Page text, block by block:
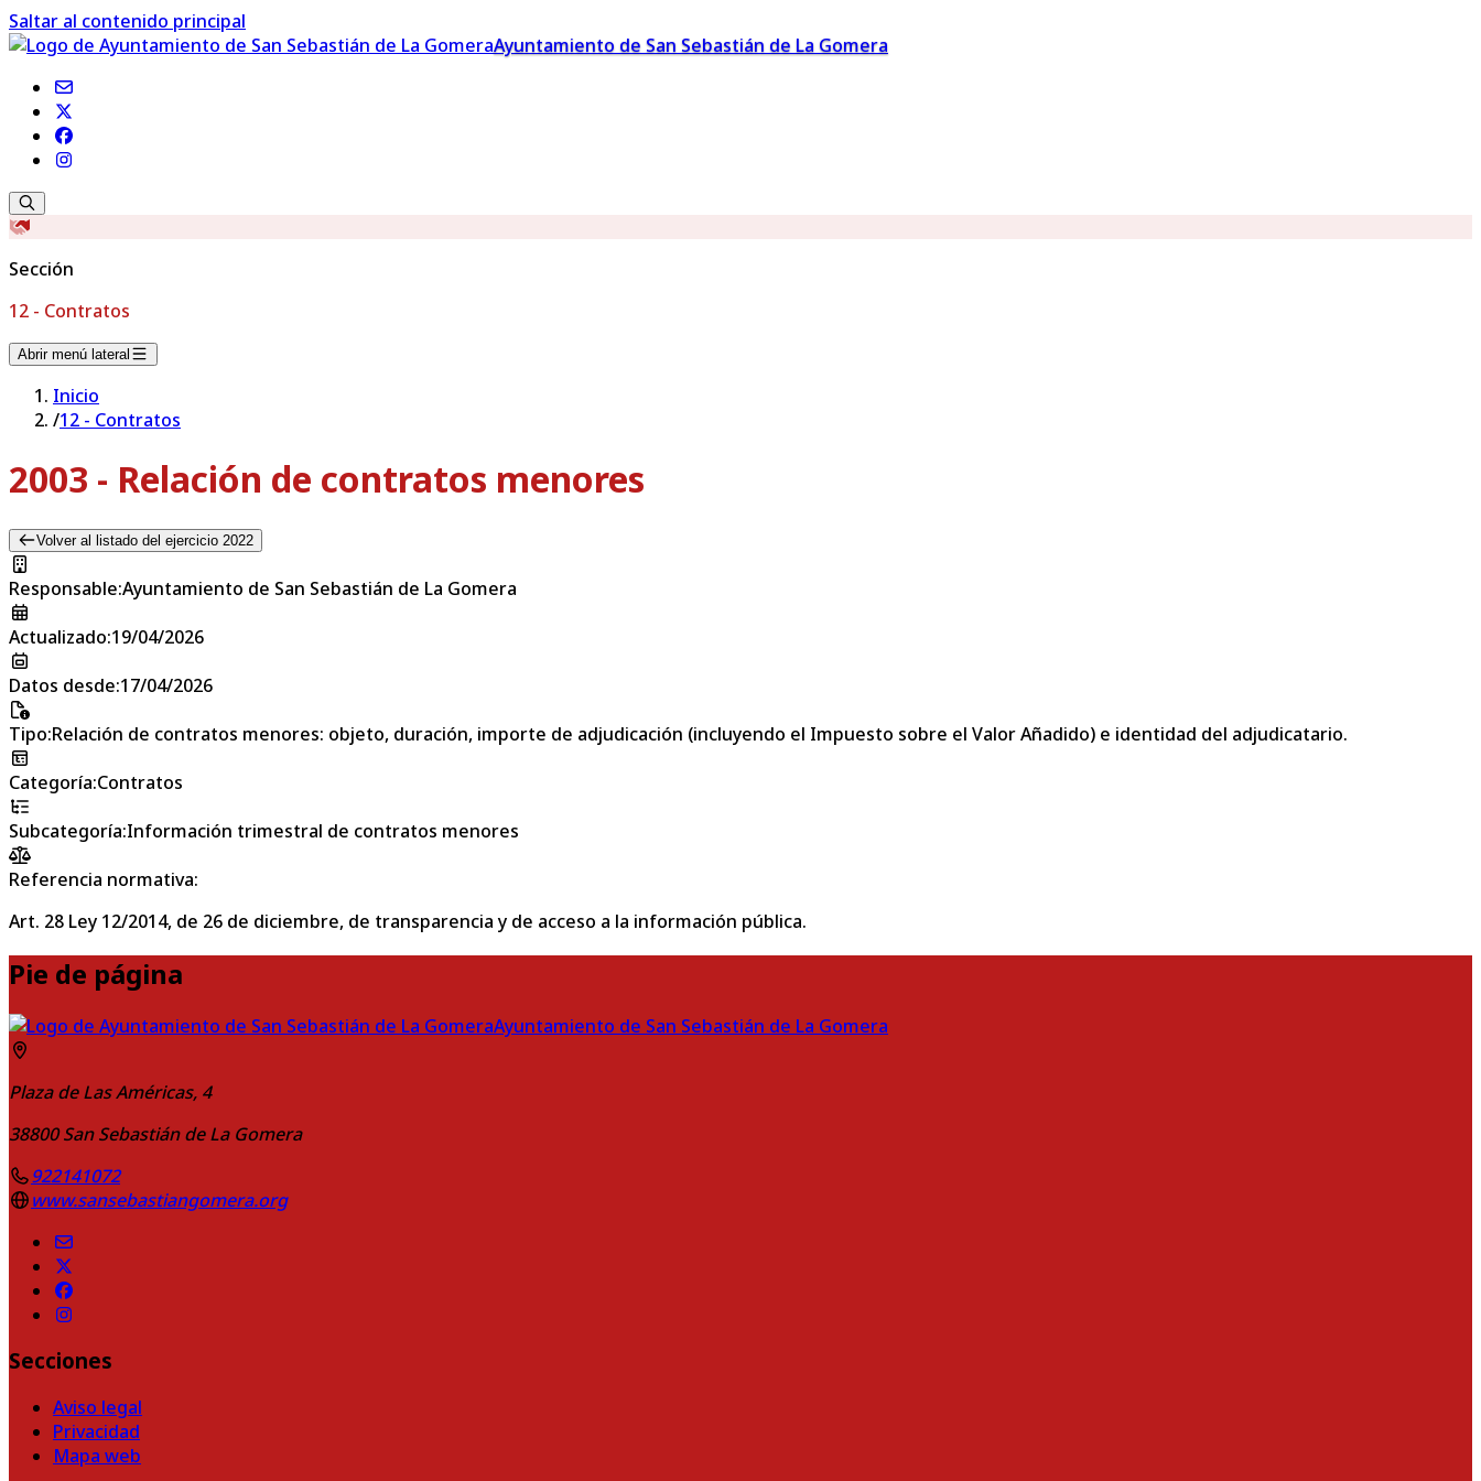
Saltar al contenido principal
Ayuntamiento de San Sebastián de La Gomera
Sección
12 - Contratos
Abrir menú lateral
Inicio
/12 - Contratos
2003 - Relación de contratos menores
Volver al listado del ejercicio 2022
Responsable:Ayuntamiento de San Sebastián de La Gomera
Actualizado:19/04/2026
Datos desde:17/04/2026
Tipo:Relación de contratos menores: objeto, duración, importe de adjudicación (incluyendo el Impuesto sobre el Valor Añadido) e identidad del adjudicatario.
Categoría:Contratos
Subcategoría:Información trimestral de contratos menores
Referencia normativa:
Art. 28 Ley 12/2014, de 26 de diciembre, de transparencia y de acceso a la información pública.
Pie de página
Ayuntamiento de San Sebastián de La Gomera
Plaza de Las Américas, 4
38800 San Sebastián de La Gomera
922141072
www.sansebastiangomera.org
Secciones
Aviso legal
Privacidad
Mapa web